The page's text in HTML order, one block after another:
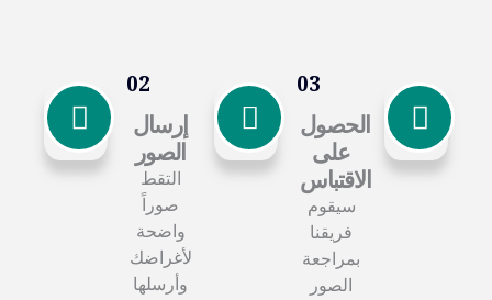
إرسال
الصور
التقط
صوراً
واضحة
لأغراضك
وأرسلها
02
الحصول
على
الاقتباس
سيقوم
فريقنا
بمراجعة
الصور
03